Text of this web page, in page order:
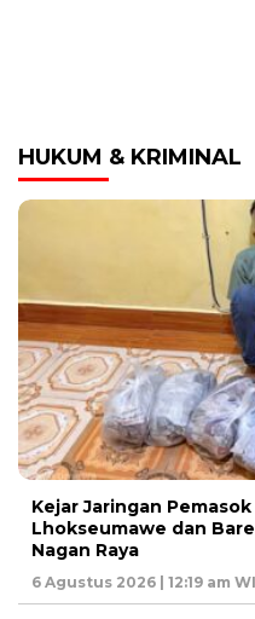
HUKUM & KRIMINAL
Kejar Jaringan
Lhokseumawe dan
Nagan Raya
6 Agustus 2026 | 12:19 am